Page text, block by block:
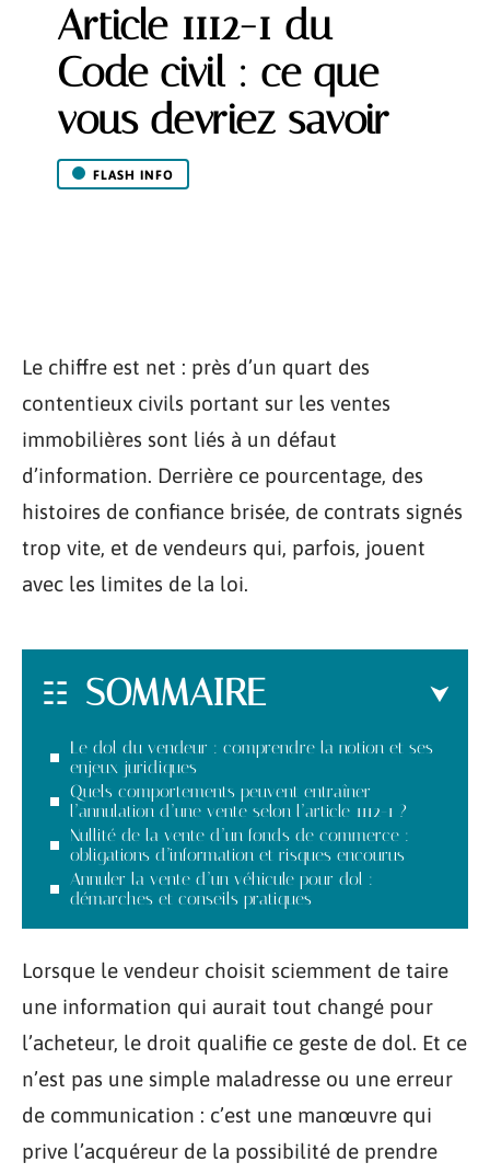
Article 1112-1 du
Code civil : ce que
vous devriez savoir
FLASH INFO
Le chiffre est net : près d’un quart des
contentieux civils portant sur les ventes
immobilières sont liés à un défaut
d’information. Derrière ce pourcentage, des
histoires de confiance brisée, de contrats signés
trop vite, et de vendeurs qui, parfois, jouent
avec les limites de la loi.
SOMMAIRE
Le dol du vendeur : comprendre la notion et ses
enjeux juridiques
Quels comportements peuvent entraîner
l’annulation d’une vente selon l’article 1112-1 ?
Nullité de la vente d’un fonds de commerce :
obligations d’information et risques encourus
Annuler la vente d’un véhicule pour dol :
démarches et conseils pratiques
Lorsque le vendeur choisit sciemment de taire
une information qui aurait tout changé pour
l’acheteur, le droit qualifie ce geste de dol. Et ce
n’est pas une simple maladresse ou une erreur
de communication : c’est une manœuvre qui
prive l’acquéreur de la possibilité de prendre